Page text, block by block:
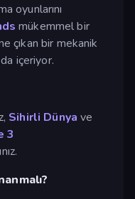
oyunlarını
mükemmel bir
çıkan bir mekanik
içeriyor.
Sihirli Dünya ve
3